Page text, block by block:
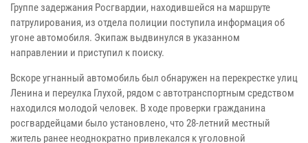
Группе задержания Росгвардии, находившейся на маршруте
патрулирования, из отдела полиции поступила информация об
угоне автомобиля. Экипаж выдвинулся в указанном
направлении и приступил к поиску.
Вскоре угнанный автомобиль был обнаружен на перекрестке улиц
Ленина и переулка Глухой, рядом с автотранспортным средством
находился молодой человек. В ходе проверки гражданина
росгвардейцами было установлено, что 28-летний местный
житель ранее неоднократно привлекался к уголовной